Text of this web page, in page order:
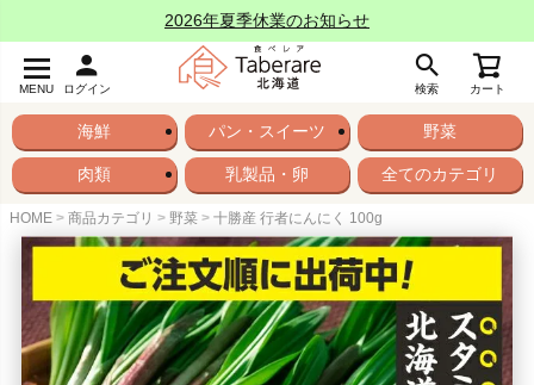
2026年夏季休業のお知らせ
MENU ログイン 検索 カート
海鮮 パン・スイーツ 野菜
肉類 乳製品・卵 全てのカテゴリ
HOME 商品カテゴリ 野菜 十勝産 行者にんにく 100g